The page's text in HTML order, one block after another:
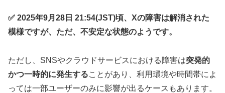
✅ 2025年9月28日 21:54(JST)頃、Xの障害は解消された
模様ですが、ただ、不安定な状態のようです。
ただし、SNSやクラウドサービスにおける障害は突発的
かつ一時的に発生することがあり、利用環境や時間帯によ
っては一部ユーザーのみに影響が出るケースもあります。